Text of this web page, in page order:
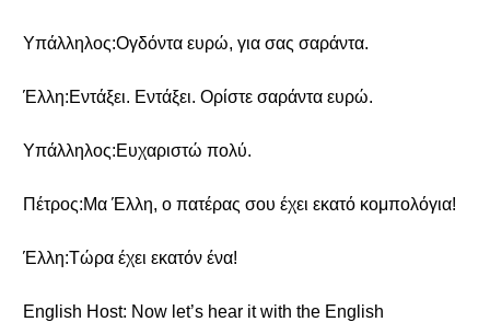
Υπάλληλος:Ογδόντα ευρώ, για σας σαράντα.
Έλλη:Εντάξει. Εντάξει. Ορίστε σαράντα ευρώ.
Υπάλληλος:Ευχαριστώ πολύ.
Πέτρος:Μα Έλλη, ο πατέρας σου έχει εκατό κομπολόγια!
Έλλη:Τώρα έχει εκατόν ένα!
English Host: Now let’s hear it with the English